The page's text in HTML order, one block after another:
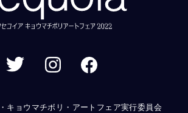
キョウマチボリ・アートフェア実行委員会